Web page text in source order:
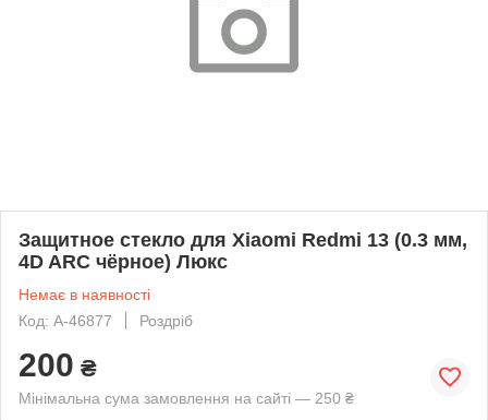
Защитное стекло для Xiaomi Redmi 13 (0.3 мм,
4D ARC чёрное) Люкс
Немає в наявності
Код: A-46877
Роздріб
200 ₴
Мінімальна сума замовлення на сайті — 250 ₴